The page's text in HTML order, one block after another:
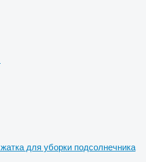
жатка для уборки подсолнечника